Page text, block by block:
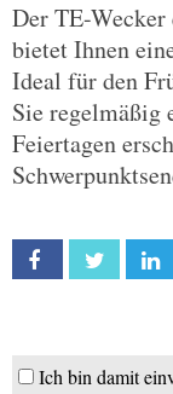
Der TE-
bietet Ihnen
Ideal für den
Sie regelmäßig
Feiertagen
Facebook Twitter
Ich bin damit